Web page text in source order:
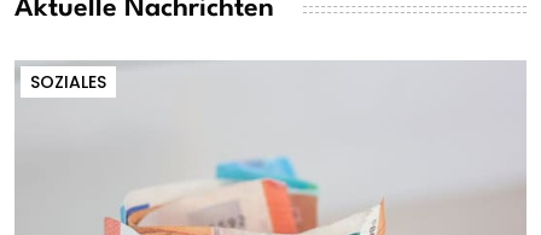
Aktuelle Nachrichten
SOZIALES